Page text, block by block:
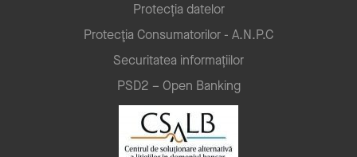
Protecția datelor
Protecţia Consumatorilor - A.N.P.C
Securitatea informațiilor
PSD2 – Open Banking